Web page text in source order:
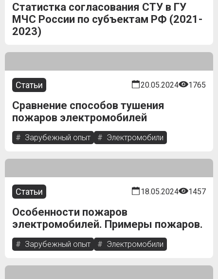
Статистка согласования СТУ в ГУ
МЧС России по субъектам РФ (2021-
2023)
Статьи 20.05.2024 1765
Сравнение способов тушения
пожаров электромобилей
Зарубежный опыт Электромобили
Статьи 18.05.2024 1457
Особенности пожаров
электромобилей. Примеры пожаров.
Зарубежный опыт Электромобили